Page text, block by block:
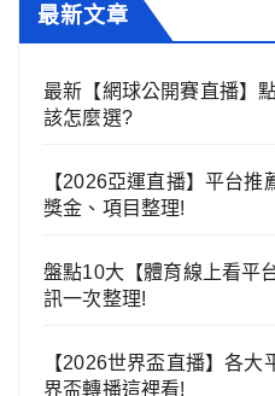
最新文章
最新【網球公開賽直播】
該怎麼選?
【2026亞運直播】平台推
獎金、項目整理!
盤點10大【體育線上看平
訊一次整理!
【2026世界盃直播】各
界盃轉播這裡看!